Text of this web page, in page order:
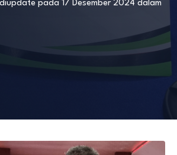
diupdate pada 17 Desember 2024 dalam